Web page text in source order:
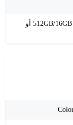
256GB/12GB RAM أو 512GB/16GB RAM أو